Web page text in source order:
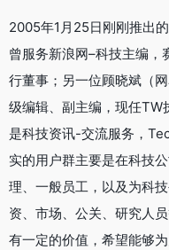
2005年1月25日刚刚推出
曾服务新浪网–科技主编
行董事；另一位顾晓斌（
级编辑、副主编，现任TW
是科技资讯-交流服务，
实的用户群主要是在科技
理、一般员工，以及为科
资、市场、公关、研究人
有一定的价值，希望能够